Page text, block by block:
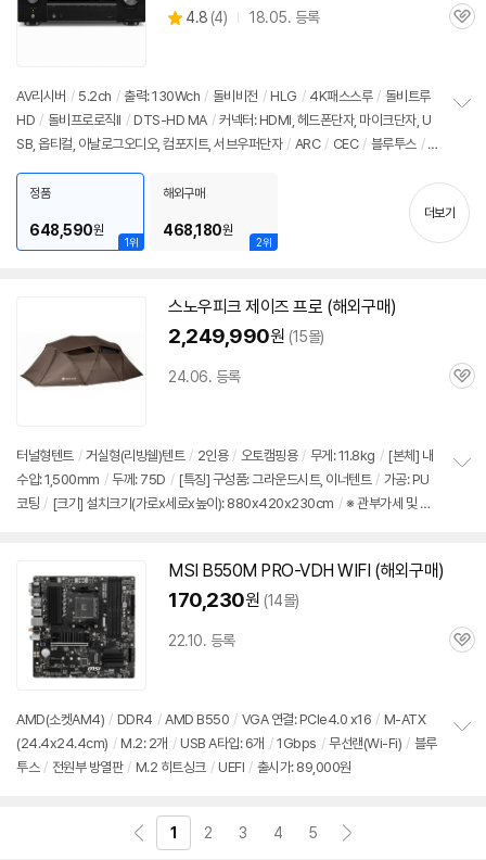
별
4.8 (상
뷰
4) 18.05. 등록
관
AV리시버 / 5.2ch / 출력: 130Wch / 돌비비전 / HLG / 4K패스스루 / 돌비트루
HD / 돌비프로로직II / DTS-HD MA / 커넥터: HDMI, 헤드폰단자, 마이크단자, U
SB, 옵티컬, 아날로그오디오, 컴포지트, 서브우퍼단자 / ARC / CEC / 블루투스 /
1x319mm
출시가: 89,000원
기
1위
정품
648,590원
2위
해외구매
468,180원
더보기
스노우피크 제이즈 프로 (해외구매)
2,249,990원 (15몰)
24.06. 등록
관
터널형텐트 / 거실형(리빙쉘)텐트 / 2인용 / 오토캠핑용 / 무게: 11.8kg / [본체] 내
수압: 1,500mm / 두께: 75D / [특징] 구성품: 그라운드시트, 이너텐트 / 가공: PU
코팅 / [크기] 설치크기(가로x세로x높이): 880x420x230cm / ※ 관부가세 및 화
MSI B550M PRO-VDH WIFI (해외구매)
170,230원 (14몰)
22.10. 등록
관
AMD(소켓AM4) / DDR4 / AMD B550 / VGA 연결: PCIe4.0 x16 / M-ATX
(24.4x24.4cm) / M.2: 2개 / USB A타입: 6개 / 1Gbps / 무선랜(Wi-Fi) / 블루
투스 / 전원부 방열판 / M.2 히트싱크 / UEFI / 출시가: 89,000원
1 2 3 4 5